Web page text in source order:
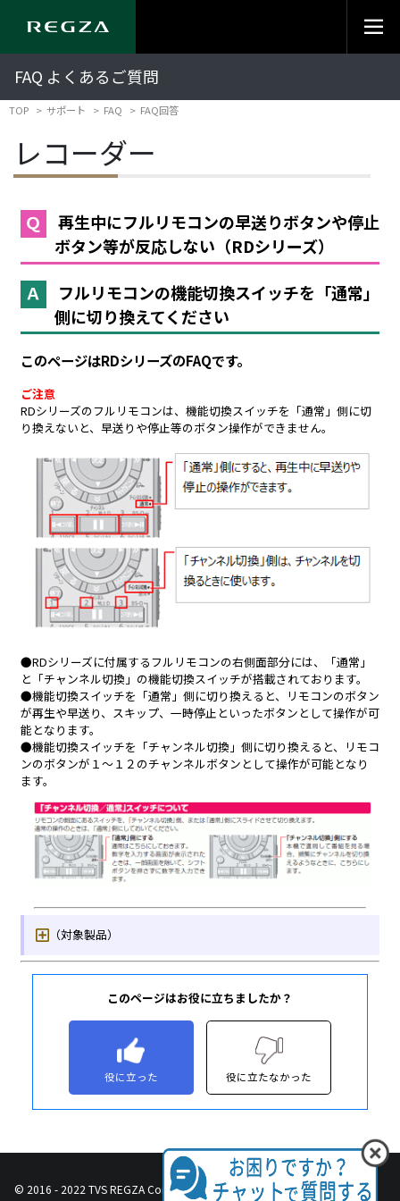
FAQ よくあるご質問
TOP サポート FAQ FAQ回答
レコーダー
このページはお役に立ちましたか？
役に立った 役に立たなかった
© 2016 - 2022 TVS REGZA Corporation, All Rights Reserved.